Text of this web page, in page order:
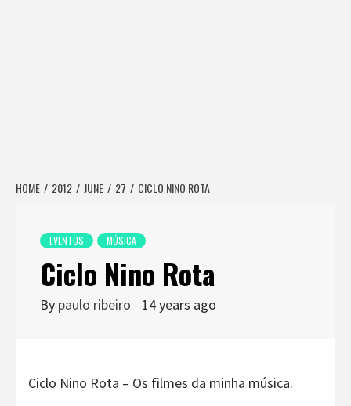
HOME 2012 JUNE 27 CICLO NINO ROTA
EVENTOS MÚSICA
Ciclo Nino Rota
By paulo ribeiro 14 years ago
Ciclo Nino Rota – Os filmes da minha música.